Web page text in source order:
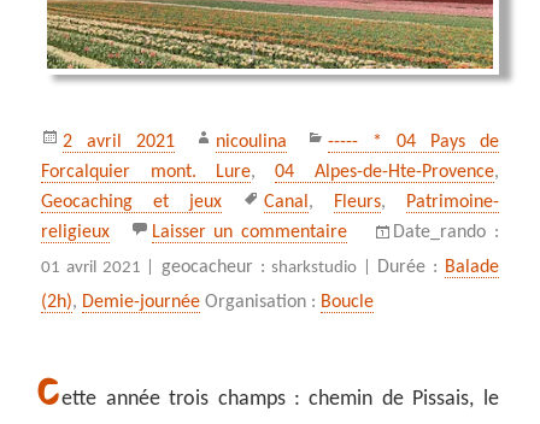
Publié
le
2 avril 2021 Auteur
nicoulina Catégories
----- * 04 Pays de
Forcalquier mont. Lure,04 Alpes-de-Hte-Provence,
Geocaching et jeux
Mots-
clés
Canal , Fleurs,
Patrimoine-
religieux
Laisser un commentairesur Tulipes précoces de
Date_rando :
01 avril 2021 | geocacheur :sharkstudio | Durée : Balade
(2h), Demie-journée Organisation : Boucle
Cette année trois champs : chemin de Pissais, le